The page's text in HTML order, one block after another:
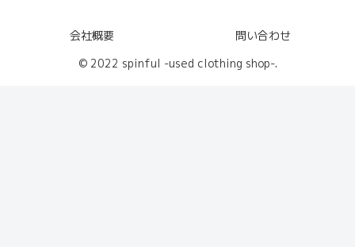
会社概要
問い合わせ
© 2022 spinful -used clothing shop-.